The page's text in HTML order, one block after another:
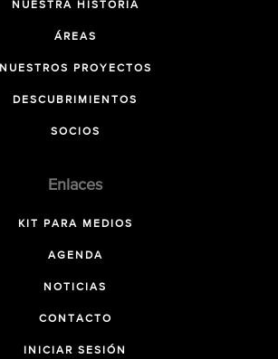
NUESTRA HISTORIA
ÁREAS
NUESTROS PROYECTOS
DESCUBRIMIENTOS
SOCIOS
Enlaces
KIT PARA MEDIOS
AGENDA
NOTICIAS
CONTACTO
INICIAR SESIÓN